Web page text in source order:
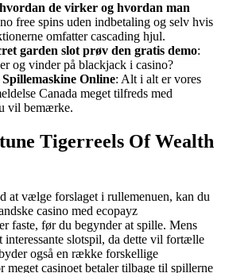
de virker og hvordan man
free spins uden indbetaling og selv hvis
omfatter cascading hjul.
garden slot prøv den gratis demo:
og vinder på blackjack i casino?
Online: Alt i alt er vores
Canada meget tilfreds med
vil bemærke.
Tigerreels Of Wealth
at vælge forslaget i rullemenuen, kan du
casino med ecopayz
faste, før du begynder at spille. Mens
interessante slotspil, da dette vil fortælle
også en række forskellige
meget casinoet betaler tilbage til spillerne